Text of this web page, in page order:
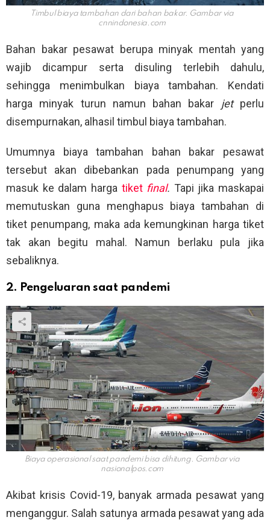
Timbul biaya tambahan dari bahan bakar. Gambar via
cnnindonesia.com
Bahan bakar pesawat berupa minyak mentah yang
wajib dicampur serta disuling terlebih dahulu,
sehingga menimbulkan biaya tambahan. Kendati
harga minyak turun namun bahan bakar jet perlu
disempurnakan, alhasil timbul biaya tambahan.
Umumnya biaya tambahan bahan bakar pesawat
tersebut akan dibebankan pada penumpang yang
masuk ke dalam harga tiket final. Tapi jika maskapai
memutuskan guna menghapus biaya tambahan di
tiket penumpang, maka ada kemungkinan harga tiket
tak akan begitu mahal. Namun berlaku pula jika
sebaliknya.
2. Pengeluaran saat pandemi
Biaya operasional saat pandemi bisa dihitung. Gambar via
nasionalpos.com
Akibat krisis Covid-19, banyak armada pesawat yang
menganggur. Salah satunya armada pesawat yang ada